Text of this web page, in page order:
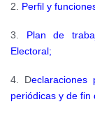
2. Perfil y
3. Plan de
Electoral;
4. Declaraciones
periódicas y de fin